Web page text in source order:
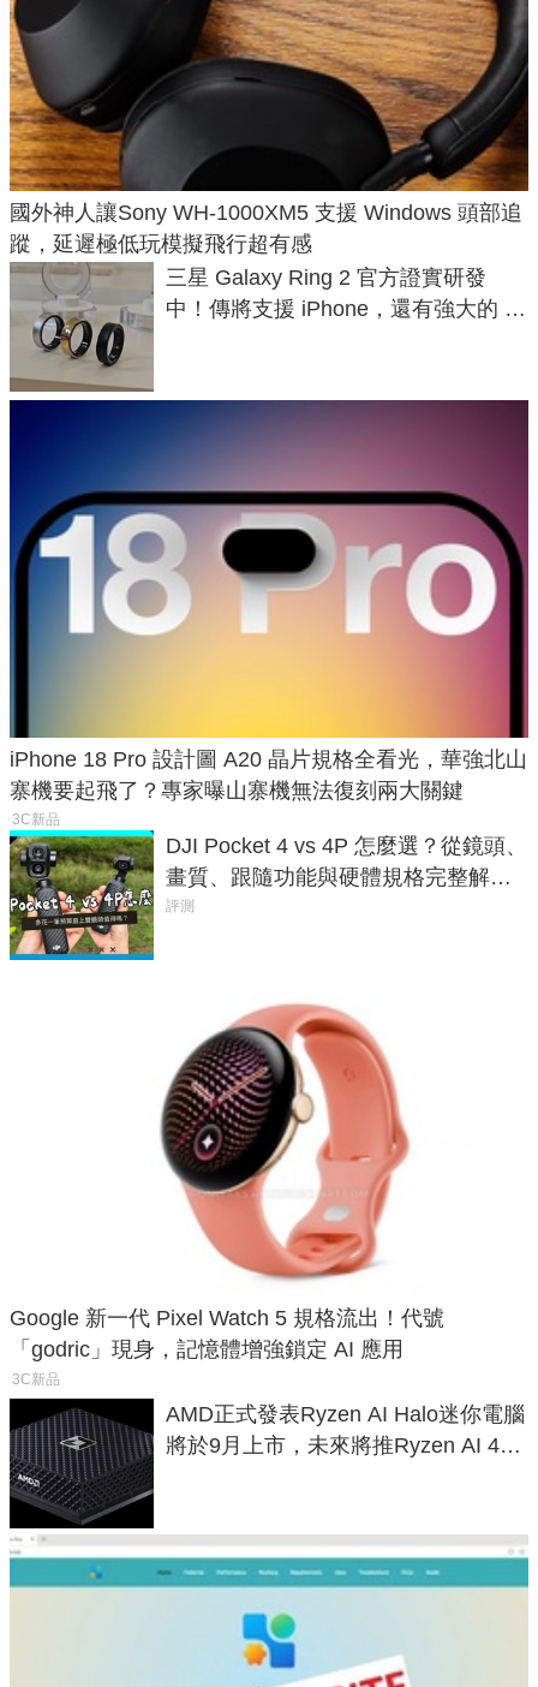
國外神人讓Sony WH-1000XM5 支援 Windows 頭部追
蹤，延遲極低玩模擬飛行超有感
三星 Galaxy Ring 2 官方證實研發
中！傳將支援 iPhone，還有強大的 AI
iPhone 18 Pro 設計圖 A20 晶片規格全看光，華強北山
寨機要起飛了？專家曝山寨機無法復刻兩大關鍵
3C新品
DJI Pocket 4 vs 4P 怎麼選？從鏡頭、
畫質、跟隨功能與硬體規格完整解
析，一次看懂兩台差異
評測
Google 新一代 Pixel Watch 5 規格流出！代號
「godric」現身，記憶體增強鎖定 AI 應用
3C新品
AMD正式發表Ryzen AI Halo迷你電腦
將於9月上市，未來將推Ryzen AI 400